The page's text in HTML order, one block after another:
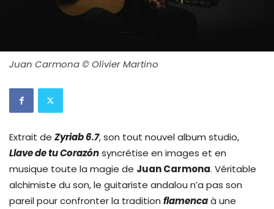
Juan Carmona © Olivier Martino
Extrait de Zyriab 6.7, son tout nouvel album studio,
Llave de tu Corazónsyncrétise en images et en
musique toute la magie de Juan Carmona. Véritable
alchimiste du son, le guitariste andalou n’a pas son
pareil pour confronter la tradition flamencaà une